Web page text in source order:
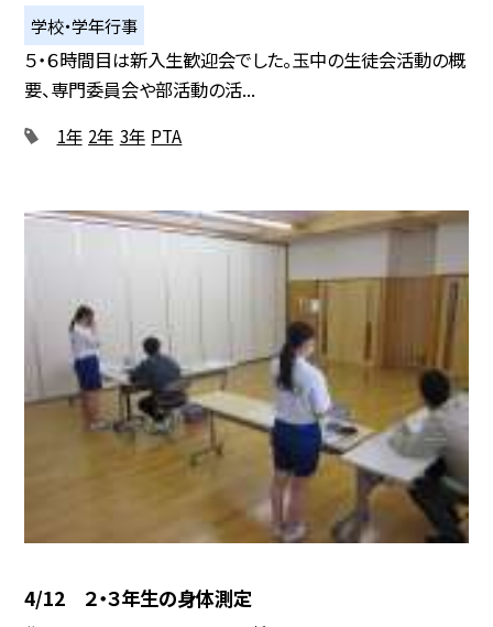
学校・学年行事
５・６時間目は新入生歓迎会でした。玉中の生徒会活動の概
要、専門委員会や部活動の活...
1年 2年 3年 PTA
4/12 ２・３年生の身体測定